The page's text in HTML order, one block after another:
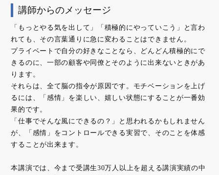
講師からのメッセージ
「もっとやる気を出して」「積極的にやっていこう」と言わ
れても、その言葉通りに急に変わることはできません。
プライベートで自分の好きなことなら、どんどん積極的にで
きるのに、一部の顧客や同僚とそのように出来ないときがあ
ります。
それらは、全て脳の指令が原因です。モチベーションを上げ
るには、「感情」を楽しい、嬉しい状態にすることが一番効
果的です。
「仕事でそんな風にできるの？」と思われるかもしれません
が、「感情」をコントロールできる実習で、そのことを体感
することが出来ます。
本講演では、今まで受講生30万人以上を超える講演実績の中